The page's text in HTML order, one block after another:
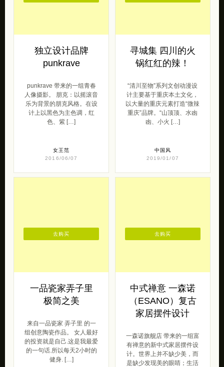
独立设计品牌
punkrave
punkrave 带来的一组青春
人像摄影。 朋克：以摇滚音
乐为背景的朋克风格。在设
计上以黑色为主色调，红
色、紫 […]
女王范
2016/06/07
寻城集 四川的火
锅红红的辣！
“清川至物”系列文创动漫设
计主要基于重庆本土文化，
以大量的重庆元素打造“微辣
重庆”品牌。“山顶顶、水凼
凼、小火 […]
中国风
2019/01/07
一品瓷家弄子里
极简之美
来自一品瓷家 弄子里 的一
组创意陶瓷作品。 女人最好
的投资就是自己.这是我最爱
的一句话.所以每天2小时的
健身. […]
去购买
中式禅意 一森诺
（ESANO）复古
家居摆件设计
一森诺旗舰店 带来的一组富
有禅意的新中式家居摆件设
计。世界上并不缺少美，而
是缺少发现美的眼睛；生活
去购买